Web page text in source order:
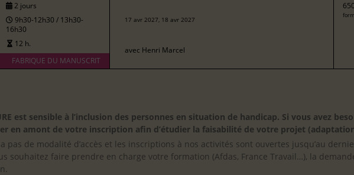
2 jours
9h30-12h30 / 13h30-
16h30
12 h.
FABRIQUE DU MANUSCRIT
17 avr 2027, 18 avr 2027
avec Henri Marcel
est sensible à l’inclusion des personnes en situation de handicap. Si vous avez
en amont de votre inscription afin d’étudier la faisabilité de votre projet
pas de modalité d’accès et les inscriptions à nos activités sont ouvertes jusqu’au
souhaitez faire prendre en charge votre formation (Afdas, France Travail…), la